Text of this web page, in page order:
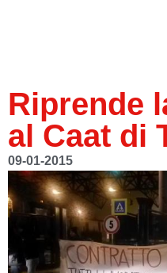
Riprende
al Caat di
09-01-2015